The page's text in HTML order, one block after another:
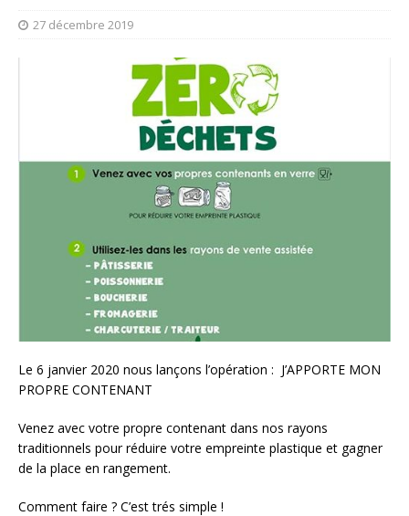
27 décembre 2019
Le 6 janvier 2020 nous lançons l’opération : J’APPORTE MON
PROPRE CONTENANT
Venez avec votre propre contenant dans nos rayons
traditionnels pour réduire votre empreinte plastique et gagner
de la place en rangement.
Comment faire ? C’est trés simple !